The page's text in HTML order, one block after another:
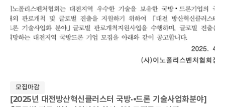
모집마감
[2025년 대전방산혁신클러스터 국방·⦁드론 기술사업화분야]